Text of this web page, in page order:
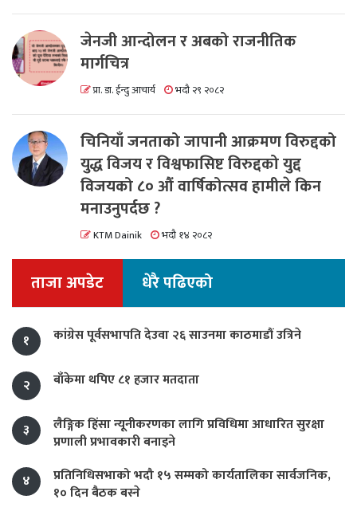
जेनजी आन्दोलन र अबको राजनीतिक
मार्गचित्र
प्रा. डा. ईन्दु आचार्य भदौ २९ २०८२
चिनियाँ जनताको जापानी आक्रमण विरुद्दको
युद्ध विजय र विश्वफासिष्ट विरुद्दको युद्द
विजयको ८० औं वार्षिकोत्सव हामीले किन
मनाउनुपर्दछ ?
KTM Dainik भदौ १४ २०८२
ताजा अपडेट धेरै पढिएको
१ कांग्रेस पूर्वसभापति देउवा २६ साउनमा काठमाडौं उत्रिने
२ बाँकेमा थपिए ८१ हजार मतदाता
३
लैङ्गिक हिंसा न्यूनीकरणका लागि प्रविधिमा आधारित सुरक्षा
प्रणाली प्रभावकारी बनाइने
४
प्रतिनिधिसभाको भदौ १५ सम्मको कार्यतालिका सार्वजनिक,
१० दिन बैठक बस्ने